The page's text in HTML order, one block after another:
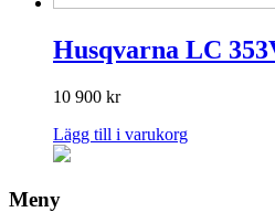
Husqvarna LC
10 900 kr
Lägg till i varukorg
Meny